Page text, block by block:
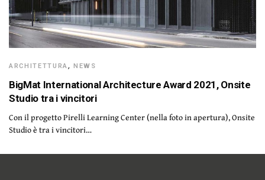
ARCHITETTURA,NEWS
BigMat International Architecture Award 2021, Onsite
Studio tra i vincitori
Con il progetto Pirelli Learning Center (nella foto in apertura), Onsite
Studio è tra i vincitori…